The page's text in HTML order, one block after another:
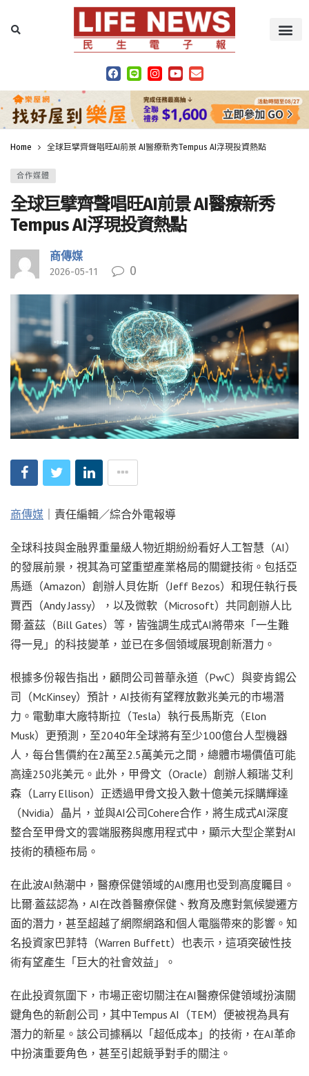
Home 全球巨擘齊聲唱旺AI前景 AI醫療新秀Tempus AI浮現投資熱點
合作媒體
全球巨擘齊聲唱旺AI前景 AI醫療新秀
Tempus AI浮現投資熱點
商傳媒
2026-05-11 0
商傳媒 ｜責任編輯／綜合外電報導
全球科技與金融界重量級人物近期紛紛看好人工智慧（AI）
的發展前景，視其為可望重塑產業格局的關鍵技術。包括亞
馬遜（Amazon）創辦人貝佐斯（Jeff Bezos）和現任執行長
賈西（Andy Jassy），以及微軟（Microsoft）共同創辦人比
爾·蓋茲（Bill Gates）等，皆強調生成式AI將帶來「一生難
得一見」的科技變革，並已在多個領域展現創新潛力。
根據多份報告指出，顧問公司普華永道（PwC）與麥肯錫公
司（McKinsey）預計，AI技術有望釋放數兆美元的市場潛
力。電動車大廠特斯拉（Tesla）執行長馬斯克（Elon
Musk）更預測，至2040年全球將有至少100億台人型機器
人，每台售價約在2萬至2.5萬美元之間，總體市場價值可能
高達250兆美元。此外，甲骨文（Oracle）創辦人賴瑞·艾利
森（Larry Ellison）正透過甲骨文投入數十億美元採購輝達
（Nvidia）晶片，並與AI公司Cohere合作，將生成式AI深度
整合至甲骨文的雲端服務與應用程式中，顯示大型企業對AI
技術的積極布局。
在此波AI熱潮中，醫療保健領域的AI應用也受到高度矚目。
比爾·蓋茲認為，AI在改善醫療保健、教育及應對氣候變遷方
面的潛力，甚至超越了網際網路和個人電腦帶來的影響。知
名投資家巴菲特（Warren Buffett）也表示，這項突破性技
術有望產生「巨大的社會效益」。
在此投資氛圍下，市場正密切關注在AI醫療保健領域扮演關
鍵角色的新創公司，其中Tempus AI（TEM）便被視為具有
潛力的新星。該公司據稱以「超低成本」的技術，在AI革命
中扮演重要角色，甚至引起競爭對手的關注。